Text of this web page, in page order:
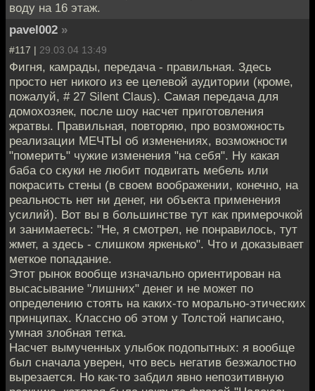
воду на 16 этаж.
pavel002 »
#117 | 29.03.04 13:49
Фигня, камрады, передача - правильная. Здесь
просто нет никого из ее целевой аудитории (кроме,
пожалуй, # 27 Silent Claus). Самая передача для
домохозяек, после шоу насчет приготовления
жратвы. Правильная, повторяю, про возможность
реализации МЕЧТЫ об изменениях, возможности
"померить" чужие изменения "на себя". Ну какая
баба со скуки не любит подвигать мебель или
покрасить стены (в своем воображении, конечно, на
реальность нет ни денег, ни объекта применения
усилий). Вот вы в большинстве тут как примерочкой
и занимаетесь: "Не, я смотрел, не понравилось, тут
жмет, а здесь - слишком яркенько". Что и доказывает
меткое попадание.
Этот рынок вообще изначально ориентирован на
высасывание "лишних" денег и не может по
определению стоять на каких-то морально-этических
принципах. Классно об этом у Толстой написано,
умная злобная тетка.
Насчет вымученных улыбок подопытных: я вообще
был сначала уверен, что весь негатив безжалостно
вырезается. Но как-то забдил явно непозитивную